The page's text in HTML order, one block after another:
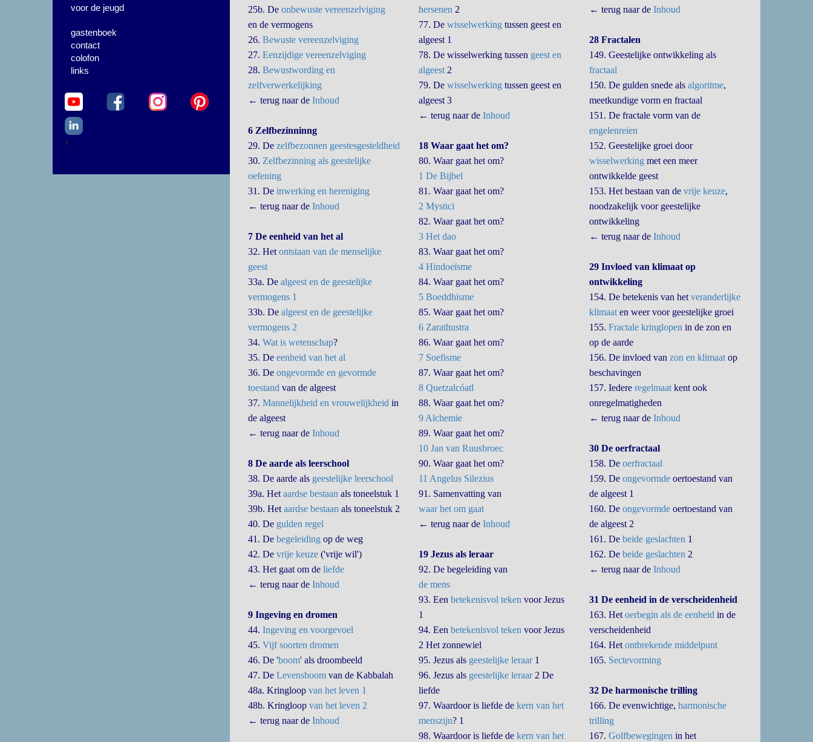
voor de jeugd
gastenboek
contact
colofon
links
<
25b. De onbewuste vereenzelviging
en de vermogens
26. Bewuste vereenzelviging
27. Eenzijdige vereenzelviging
28. Bewustwording en
zelfverwerkelijking
← terug naar de Inhoud
6 Zelfbezinninng
29. De zelfbezonnen geestesgesteldheid
30. Zelfbezinning als geestelijke
oefening
31. De inwerking en hereniging
← terug naar de Inhoud
7 De eenheid van het al
32. Het ontstaan van de menselijke
geest
33a. De algeest en de geestelijke
vermogens 1
33b. De algeest en de geestelijke
vermogens 2
34. Wat is wetenschap?
35. De eenheid van het al
36. De ongevormde en gevormde
toestand van de algeest
37. Mannelijkheid en vrouwelijkheid in
de algeest
← terug naar de Inhoud
8 De aarde als leerschool
38. De aarde als geestelijke leerschool
39a. Het aardse bestaan als toneelstuk 1
39b. Het aardse bestaan als toneelstuk 2
40. De gulden regel
41. De begeleidingop de weg
42. De vrije keuze('vrije wil')
43. Het gaat om de liefde
← terug naar de Inhoud
9 Ingeving en dromen
44. Ingeving en voorgevoel
45. Vijf soorten dromen
46. De 'boom' als droombeeld
47. De Levensboomvan de Kabbalah
48a. Kringloop van het leven 1
48b. Kringloop van het leven 2
← terug naar de Inhoud
hersenen 2
77. De wisselwerkingtussen geest en
algeest 1
78. De wisselwerking tussen geest en
algeest2
79. De wisselwerkingtussen geest en
algeest 3
← terug naar de Inhoud
18 Waar gaat het om?
80. Waar gaat het om?
1 De Bijbel
81. Waar gaat het om?
2 Mystici
82. Waar gaat het om?
3 Het dao
83. Waar gaat het om?
4 Hindoeïsme
84. Waar gaat het om?
5 Boeddhisme
85. Waar gaat het om?
6 Zarathustra
86. Waar gaat het om?
7 Soefisme
87. Waar gaat het om?
8 Quetzalcóatl
88. Waar gaat het om?
9 Alchemie
89. Waar gaat het om?
10 Jan van Ruusbroec
90. Waar gaat het om?
11 Angelus Silezius
91. Samenvatting van
waar het om gaat
← terug naar de Inhoud
19 Jezus als leraar
92. De begeleiding van
de mens
93. Een betekenisvol teken voor Jezus
1
94. Een betekenisvol teken voor Jezus
2 Het zonnewiel
95. Jezus als geestelijke leraar1
96. Jezus als geestelijke leraar2 De
liefde
97. Waardoor is liefde de kern van het
menszijn? 1
98. Waardoor is liefde de kern van het
← terug naar deInhoud
28 Fractalen
149. Geestelijke ontwikkeling als
fractaal
150. De gulden snede alsalgoritme,
meetkundige vorm en fractaal
151. De fractale vorm van de
engelenreien
152. Geestelijke groei door
wisselwerking met een meer
ontwikkelde geest
153. Het bestaan van devrije keuze,
noodzakelijk voor geestelijke
ontwikkeling
← terug naar deInhoud
29 Invloed van klimaat op
ontwikkeling
154. De betekenis van hetveranderlijke
klimaat en weer voor geestelijke groei
155.Fractale kringlopen in de zon en
op de aarde
156. De invloed vanzon en klimaat op
beschavingen
157. Iedereregelmaat kent ook
onregelmatigheden
← terug naar deInhoud
30 De oerfractaal
158. Deoerfractaal
159. Deongevormde oertoestand van
de algeest 1
160. Deongevormde oertoestand van
de algeest 2
161. Debeide geslachten 1
162. Debeide geslachten 2
← terug naar deInhoud
31 De eenheid in de verscheidenheid
163. Hetoerbegin als de eenheid in de
verscheidenheid
164. Hetontbrekende middelpunt
165. Sectevorming
32 De harmonische trilling
166. De evenwichtige,harmonische
trilling
167.Golfbewegingen in het